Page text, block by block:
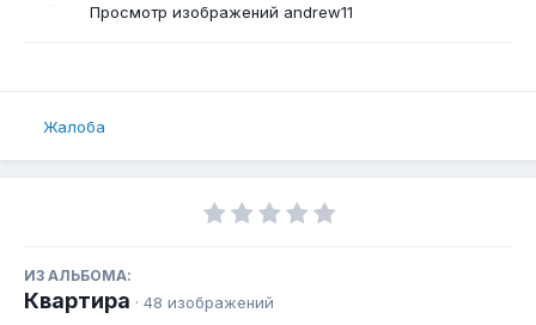
Просмотр изображений andrew11
Жалоба
ИЗ АЛЬБОМА:
Квартира · 48 изображений